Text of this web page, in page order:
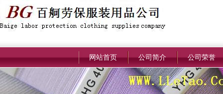
网站首页 公司简介 公司荣誉